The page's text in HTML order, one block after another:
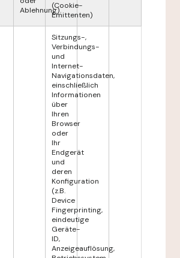
Ablehnung).(Cookie-
Emittenten)
Sitzungs-,
Verbindungs-
und
Internet-
Navigationsdaten,
einschließlich
Informationen
über
Ihren
Browser
oder
Ihr
Endgerät
und
deren
Konfiguration
(z.B.
Device
Fingerprinting,
eindeutige
Geräte-
ID,
Anzeigeauflösung,